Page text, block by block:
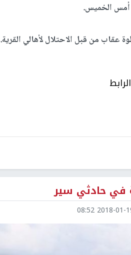
أمس الخميس.
عقاب من قبل الاحتلال لأهالي القرية.
2018-01-19